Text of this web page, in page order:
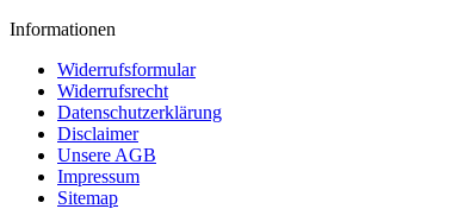
Informationen
Widerrufsformular
Widerrufsrecht
Datenschutzerklärung
Disclaimer
Unsere AGB
Impressum
Sitemap